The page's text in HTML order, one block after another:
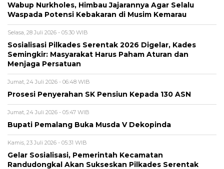
Wabup Nurkholes, Himbau Jajarannya Agar Selalu
Waspada Potensi Kebakaran di Musim Kemarau
Selasa, 28 Juli 2026 - 05:30 WIB
Sosialisasi Pilkades Serentak 2026 Digelar, Kades
Semingkir: Masyarakat Harus Paham Aturan dan
Menjaga Persatuan
Jumat, 24 Juli 2026 - 06:48 WIB
Prosesi Penyerahan SK Pensiun Kepada 130 ASN
Jumat, 24 Juli 2026 - 05:47 WIB
Bupati Pemalang Buka Musda V Dekopinda
Kamis, 23 Juli 2026 - 05:31 WIB
Gelar Sosialisasi, Pemerintah Kecamatan
Randudongkal Akan Sukseskan Pilkades Serentak